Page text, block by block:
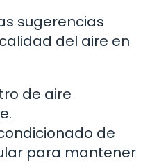
sugerencias
del aire en
de aire
de
para mantener